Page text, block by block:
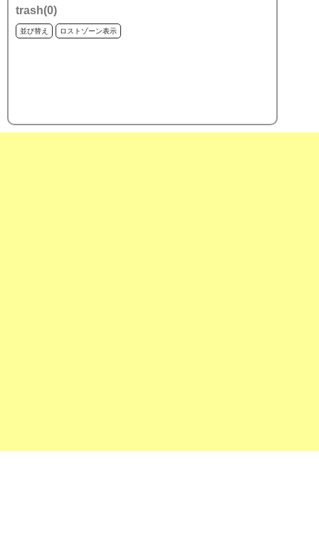
trash(0)
並び替え ロストゾーン表示